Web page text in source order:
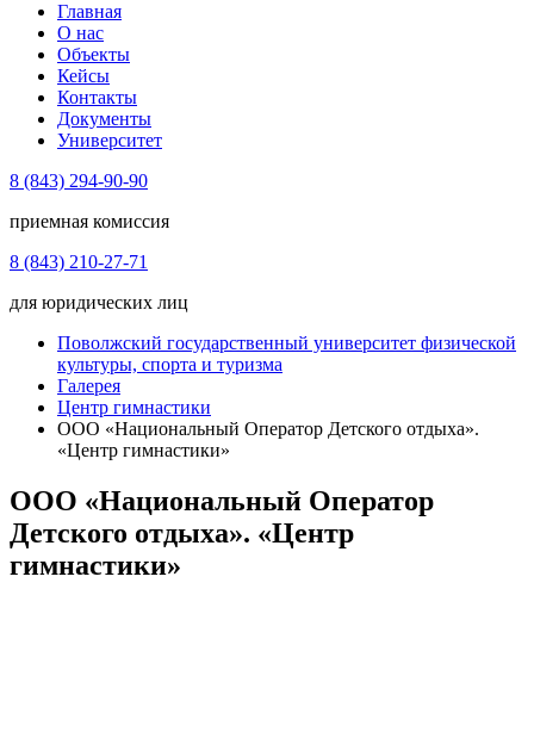
Главная
О нас
Объекты
Кейсы
Контакты
Документы
Университет
8 (843) 294-90-90
приемная комиссия
8 (843) 210-27-71
для юридических лиц
Поволжский государственный университет физической
культуры, спорта и туризма
Галерея
Центр гимнастики
ООО «Национальный Оператор Детского отдыха».
«Центр гимнастики»
ООО «Национальный Оператор
Детского отдыха». «Центр
гимнастики»